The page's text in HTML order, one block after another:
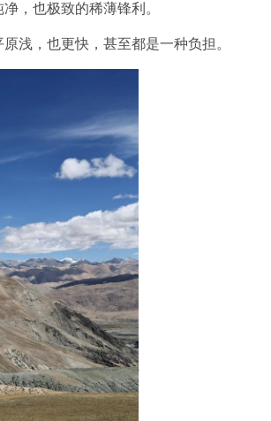
，也极致的稀薄锋利。
浅，也更快，甚至都是一种负担。